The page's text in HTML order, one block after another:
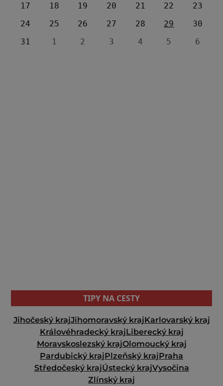
17
18 19 20 21 22
23
24
25 26 27 28 29
30
31
1 2 3 4 5 6
TIPY NA CESTY
Jihočeský krajJihomoravský krajKarlovarský kraj
Královéhradecký krajLiberecký kraj
Moravskoslezský krajOlomoucký kraj
Pardubický krajPlzeňský krajPraha
Středočeský krajÚstecký krajVysočina
Zlínský kraj